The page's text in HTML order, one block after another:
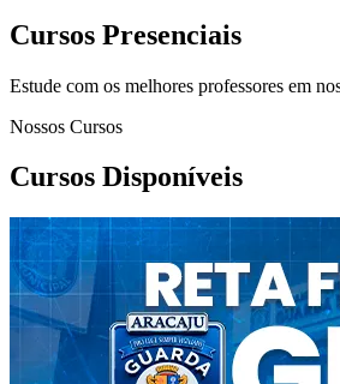
Cursos Presenciais
Estude com os melhores professores em
Nossos Cursos
Cursos Disponíveis